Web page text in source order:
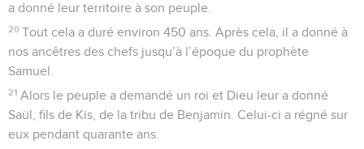
a donné leur territoire à son peuple.
20 Tout cela a duré environ 450 ans. Après cela, il a donné à
nos ancêtres des chefs jusqu’à l’époque du prophète
Samuel.
21 Alors le peuple a demandé un roi et Dieu leur a donné
Saül, fils de Kis, de la tribu de Benjamin. Celui-ci a régné sur
eux pendant quarante ans.